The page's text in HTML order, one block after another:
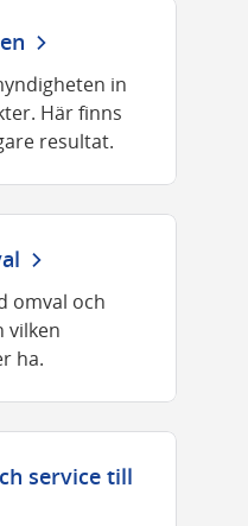
in
Här finns
resultat.
omval och
vilken
ha.
service till